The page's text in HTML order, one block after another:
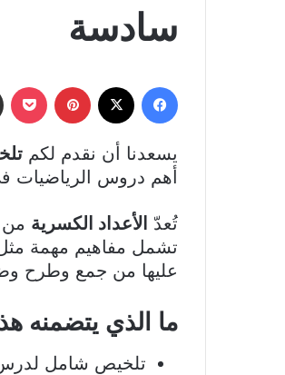
سادسة
فيسبوك بينتيريست
يسعدنا أن نقدم لكم
أهم دروس الرياضيات في
تُعدّ الأعداد الكسرية من
تشمل مفاهيم مهمة مثل
عليها من جمع وطرح
ما الذي يتضمنه
تلخيص شامل لدرس